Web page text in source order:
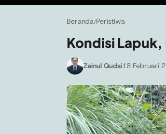
Beranda/Peristiwa
Kondisi
Zainul Qudsi18 Februari